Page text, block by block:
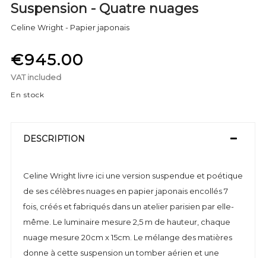
Suspension - Quatre nuages
Celine Wright - Papier japonais
€945.00
VAT included
En stock
DESCRIPTION
Celine Wright livre ici une version suspendue et poétique
de ses célèbres nuages en papier japonais encollés 7
fois, créés et fabriqués dans un atelier parisien par elle-
même. Le luminaire mesure 2,5 m de hauteur, chaque
nuage mesure 20cm x 15cm. Le mélange des matières
donne à cette suspension un tomber aérien et une